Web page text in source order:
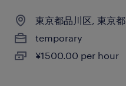
東京都品川区, 東京都
temporary
¥1500.00 per hour